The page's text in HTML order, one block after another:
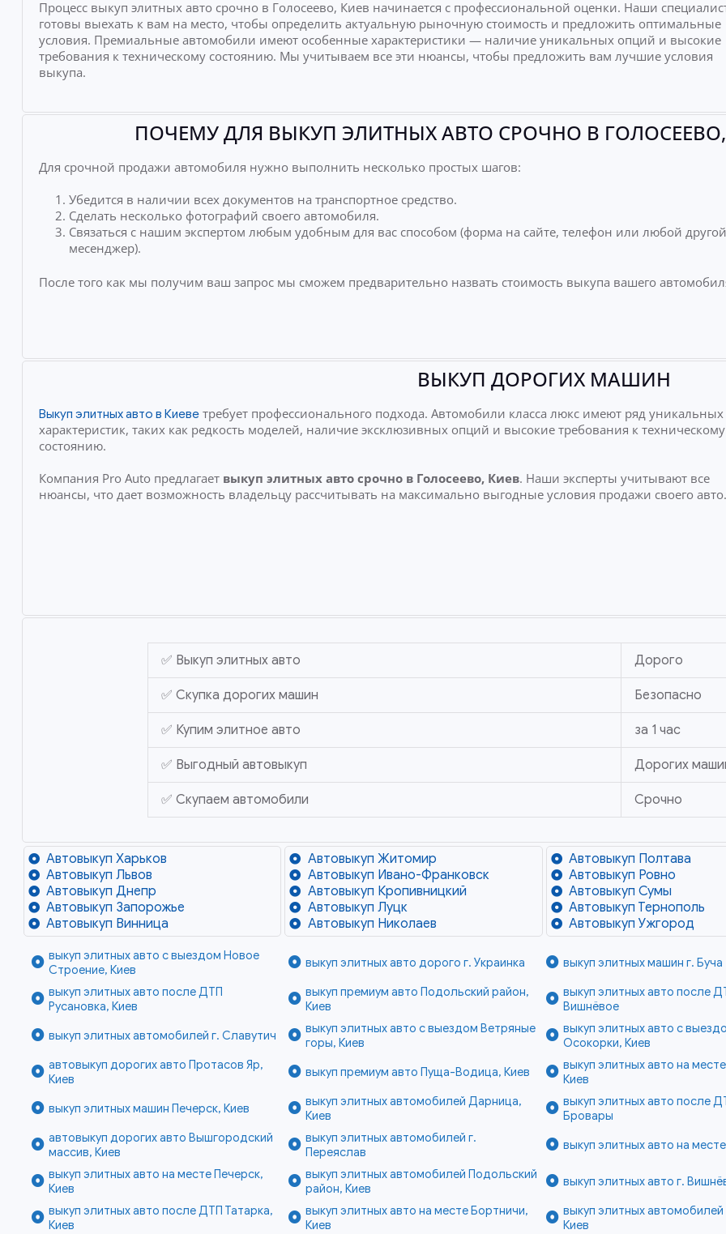
Процесс выкуп элитных авто срочно в Голосеево, Киев начинается с профессиональной оценки. Наши
готовы выехать к вам на место, чтобы определить актуальную рыночную стоимость и предложить оптимальные
условия. Премиальные автомобили имеют особенные характеристики — наличие уникальных опций и высокие
требования к техническому состоянию. Мы учитываем все эти нюансы, чтобы предложить вам лучшие условия
выкупа.
ПОЧЕМУ ДЛЯ ВЫКУП ЭЛИТНЫХ АВТО СРОЧНО В
Для срочной продажи автомобиля нужно выполнить несколько простых шагов:
Убедится в наличии всех документов на транспортное средство.
Сделать несколько фотографий своего автомобиля.
Связаться с нашим экспертом любым удобным для вас способом (форма на сайте, телефон или любой
месенджер).
После того как мы получим ваш запрос мы сможем предварительно назвать стоимость выкупа вашего
ВЫКУП ДОРОГИХ МАШИН
Выкуп элитных авто в Киеветребует профессионального подхода. Автомобили класса люкс имеют ряд уникальных
характеристик, таких как редкость моделей, наличие эксклюзивных опций и высокие требования к техническому
состоянию.
Компания Pro Auto предлагает выкуп элитных авто срочнов Голосеево, Киев. Наши эксперты учитывают все
нюансы, что дает возможность владельцу рассчитывать на максимально выгодные условия продажи своего авто.
✅ Выкуп элитных авто Дорого
✅ Скупка дорогих машин Безопасно
✅ Купим элитное авто за 1 час
✅ Выгодный автовыкуп Дорогих
✅ Скупаем автомобили Срочно
Автовыкуп Харьков
Автовыкуп Львов
Автовыкуп Днепр
Автовыкуп Запорожье
Автовыкуп Винница
Автовыкуп Житомир
Автовыкуп Ивано-Франковск
Автовыкуп Кропивницкий
Автовыкуп Луцк
Автовыкуп Николаев
Автовыкуп Полтава
Автовыкуп Ровно
Автовыкуп Сумы
Автовыкуп Тернополь
Автовыкуп Ужгород
выкуп элитных авто с выездом Новое
Строение, Киев
выкуп элитных авто дорого г. Украинка
выкуп элитных машин г. Буча
выкуп элитных авто после ДТП
Русановка, Киев
выкуп премиум авто Подольский район,
Киев
выкуп элитных авто после
Вишнёвое
выкуп элитных автомобилей г. Славутич
выкуп элитных авто с выездом Ветряные
горы, Киев
выкуп элитных авто с
Осокорки, Киев
автовыкуп дорогих авто Протасов Яр,
Киев
выкуп премиум авто Пуща-Водица, Киев
выкуп элитных авто на
Киев
выкуп элитных машин Печерск, Киев
выкуп элитных автомобилей Дарница,
Киев
выкуп элитных авто после
Бровары
автовыкуп дорогих авто Вышгородский
массив, Киев
выкуп элитных автомобилей г.
Переяслав
выкуп элитных авто на
выкуп элитных авто на месте Печерск,
Киев
выкуп элитных автомобилей Подольский
район, Киев
выкуп элитных авто г.
выкуп элитных авто после ДТП Татарка,
Киев
выкуп элитных авто на месте Бортничи,
Киев
выкуп элитных
Киев